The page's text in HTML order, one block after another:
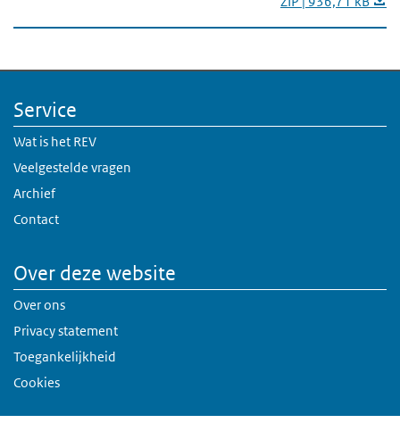
Service
Wat is het REV
Veelgestelde vragen
Archief
Contact
Over deze website
Over ons
Privacy statement
Toegankelijkheid
Cookies